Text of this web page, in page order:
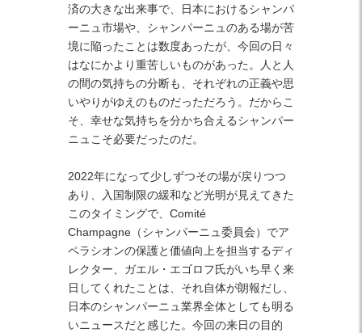
済の大きな出来事で、日本におけるシャンパ
ーニュ市場や、シャンパーニュのある場が苦
境に陥ったことは数度あったが、今回の日々
はなにかより重苦しいものがあった。人と人
の間の気持ちの分断も、それぞれの正義や思
いやりがゆえのものだっただろう。だからこ
そ、幸せな気持ちを分かち合えるシャンパー
ニュこそ必要だったのだ。
2022年になって少しずつその場が戻りつつ
あり、入国制限の緩和など光明が見えてきた
このタイミングで、Comité
Champagne（シャンパーニュ委員会）でア
ペラシオンの保護と価値向上を担当するディ
レクター、ガエル・エゴロフ氏がいち早く来
日してくれたことは、それ自体が朗報だし、
日本のシャンパーニュ業界全体としても明る
いニュースだと感じた。今回の来日の目的